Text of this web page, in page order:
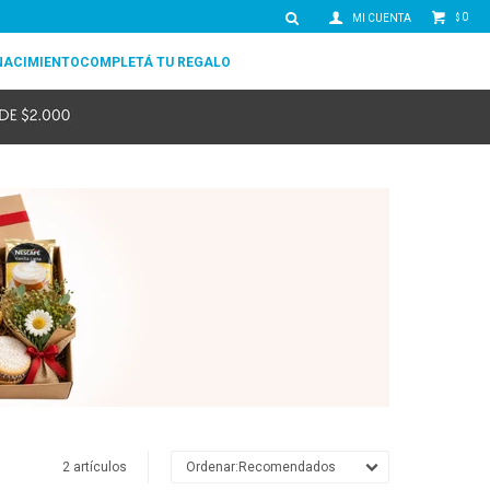
COMPLETÁ TU REGALO
$ 0
2 artículos Recomendados